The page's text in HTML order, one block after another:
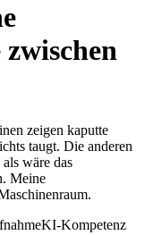
zeigen kaputte
taugt. Die anderen
wäre das
Meine
KI-Kompetenz